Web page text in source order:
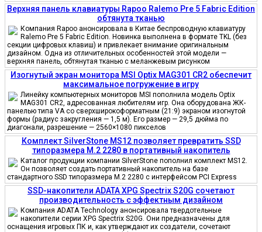
Верхняя панель клавиатуры Rapoo Ralemo Pre 5 Fabric Edition
обтянута тканью
Компания Rapoo анонсировала в Китае беспроводную клавиатуру
Ralemo Pre 5 Fabric Edition. Новинка выполнена в формате TKL (без
секции цифровых клавиш) и привлекает внимание оригинальным
дизайном. Одна из отличительных особенностей этой модели —
верхняя панель, обтянутая тканью с меланжевым рисунком
Изогнутый экран монитора MSI Optix MAG301 CR2 обеспечит
максимальное погружение в игру
Линейку компьютерных мониторов MSI пополнила модель Optix
MAG301 CR2, адресованная любителям игр. Она оборудована ЖК-
панелью типа VA со сверхширокоформатным (21:9) экраном изогнутой
формы (радиус закругления — 1,5 м). Его размер — 29,5 дюйма по
диагонали, разрешение — 2560×1080 пикселов
Комплект SilverStone MS12 позволяет превратить SSD
типоразмера M.2 2280 в портативный накопитель
Каталог продукции компании SilverStone пополнил комплект MS12.
Он позволяет создать портативный накопитель на базе
стандартного SSD типоразмера M.2 2280 с интерфейсом PCI Express
SSD-накопители ADATA XPG Spectrix S20G сочетают
производительность с эффектным дизайном
Компания ADATA Technology анонсировала твердотельные
накопители серии XPG Spectrix S20G. Они предназначены для
оснащения игровых ПК и, как утверждают их создатели, сочетают